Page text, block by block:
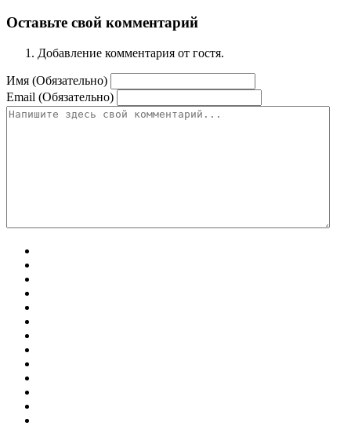
Оставьте свой комментарий
Добавление комментария от гостя.
Имя (Обязательно)
Email (Обязательно)